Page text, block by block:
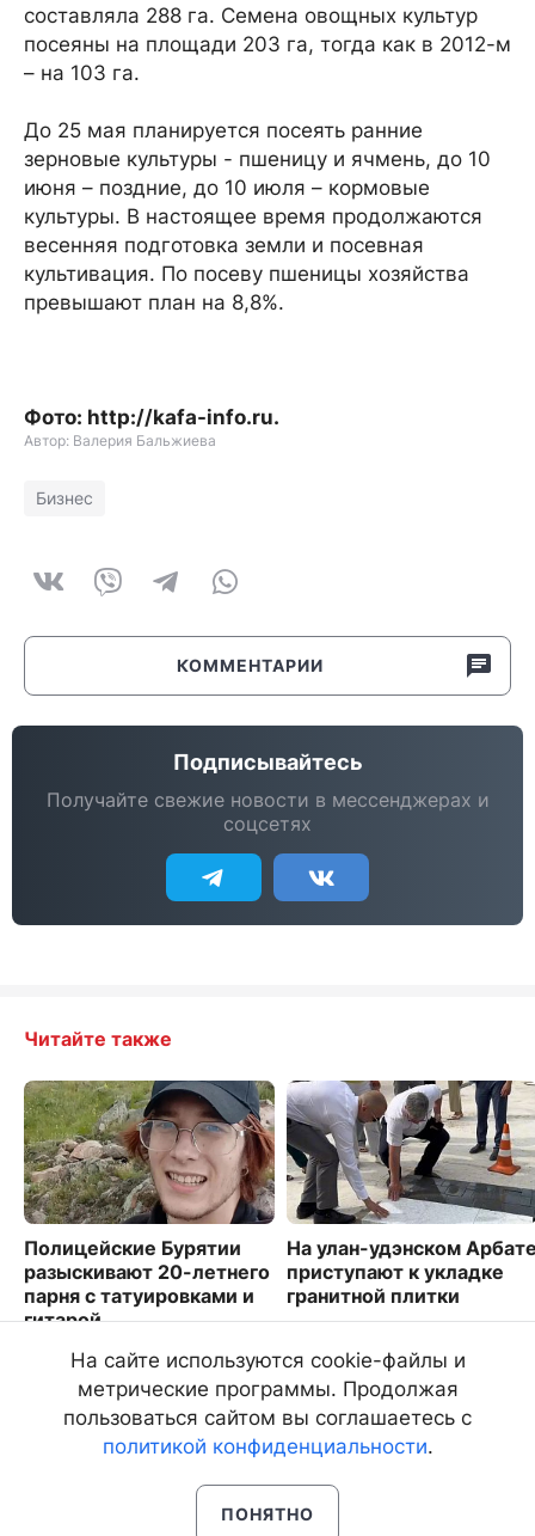
составляла 288 га. Семена овощных культур
посеяны на площади 203 га, тогда как в 2012-м
– на 103 га.
До 25 мая планируется посеять ранние
зерновые культуры - пшеницу и ячмень, до 10
июня – поздние, до 10 июля – кормовые
культуры. В настоящее время продолжаются
весенняя подготовка земли и посевная
культивация. По посеву пшеницы хозяйства
превышают план на 8,8%.
Фото: http://kafa-info.ru.
Автор: Валерия Бальжиева
Бизнес
КОММЕНТАРИИ
Подписывайтесь
Получайте свежие новости в мессенджерах и
соцсетях
Читайте также
Полицейские Бурятии
разыскивают 20-летнего
парня с татуировками и
гитарой
3284
На улан-удэнском
приступают к укладке
гранитной плитки
На сайте используются cookie-файлы и
метрические программы. Продолжая
пользоваться сайтом вы соглашаетесь с
политикой конфиденциальности.
ПОНЯТНО